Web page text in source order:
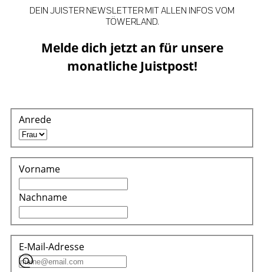
Melde dich jetzt an für unsere
monatliche Juistpost!
DEIN JUISTER NEWSLETTER MIT ALLEN INFOS VOM
TÖWERLAND.
Anrede
Vorname
Nachname
E-Mail-Adresse